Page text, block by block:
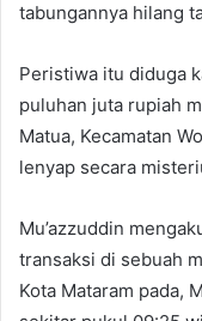
tabungannya hilang
Peristiwa itu diduga
puluhan juta rupiah
Matua, Kecamatan
lenyap secara
Mu’azzuddin
transaksi di sebuah
Kota Mataram pada,